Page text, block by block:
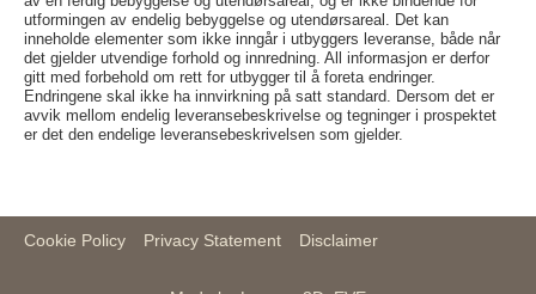
utformingen av endelig bebyggelse og utendørsareal. Det kan
inneholde elementer som ikke inngår i utbyggers leveranse, både når
det gjelder utvendige forhold og innredning. All informasjon er derfor
gitt med forbehold om rett for utbygger til å foreta endringer.
Endringene skal ikke ha innvirkning på satt standard. Dersom det er
avvik mellom endelig leveransebeskrivelse og tegninger i prospektet
er det den endelige leveransebeskrivelsen som gjelder.
Cookie Policy Privacy Statement Disclaimer